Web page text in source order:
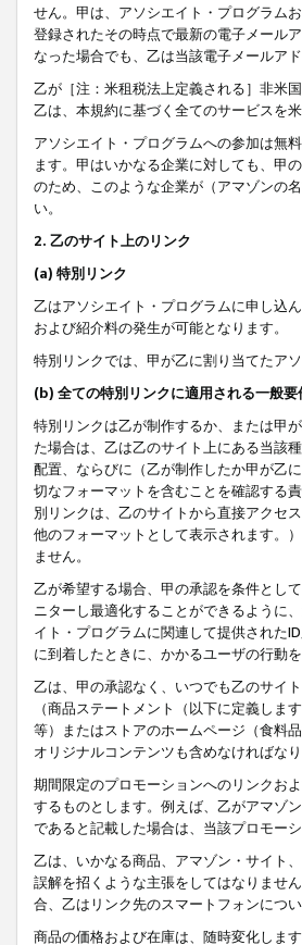
せん。甲は、アソシエイト・プログラム
登録されたその時点で最新の電子メール
なった場合でも、乙は当該電子メールア
乙が［注：米租税法上定義される］非米
乙は、本規約に基づく全てのサービスを
アソシエイト・プログラムへの参加は無
ます。甲はいかなる企業に対しても、甲
のため、このような企業が（アマゾンの
い。
2. 乙のサイト上のリンク
(a) 特別リンク
乙はアソシエイト・プログラムに申し込
および紹介料の発生が可能となります。
特別リンクでは、甲が乙に割り当てたア
(b) 全ての特別リンクに適用される一般要
特別リンクは乙が制作するか、または甲
た場合は、乙は乙のサイト上にある当該
配置、ならびに（乙が制作したか甲が乙
切なフォーマットを含むことを確認する
別リンクは、乙のサイトから直接アクセ
他のフォーマットとして表示されます。
ません。
乙が希望する場合、甲の承認を条件とし
ニターし最適化することができるように
イト・プログラムに関連して提供された
に到着したときに、かかるユーザの行動
乙は、甲の承認なく、いつでも乙のサイ
（商品ステートメント（以下に定義し
等）またはストアのホームページ（食料
オリジナルコンテンツも含めなければなり
期間限定のプロモーションへのリンクお
するものとします。例えば、乙がアマゾ
であると記載した場合は、当該プロモー
乙は、いかなる商品、アマゾン・サイト
誤解を招くような主張をしてはなりませ
合、乙はリンク先のスマートフォンにつ
商品の価格および在庫は、随時変化しま